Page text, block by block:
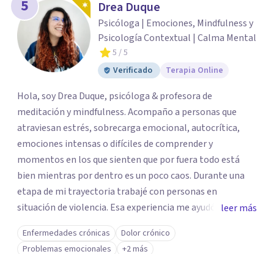
5 Drea Duque
Psicóloga | Emociones, Mindfulness y
Psicología Contextual | Calma Mental
5 / 5
Verificado
Terapia Online
Hola, soy Drea Duque, psicóloga & profesora de
meditación y mindfulness. Acompaño a personas que
atraviesan estrés, sobrecarga emocional, autocrítica,
emociones intensas o difíciles de comprender y
momentos en los que sienten que por fuera todo está
bien mientras por dentro es un poco caos. Durante una
etapa de mi trayectoria trabajé con personas en
situación de violencia. Esa experiencia me ayudó a
comprender de cerca cómo el miedo, la culpa, la pérdida
de autonomía, la hipervigilancia y otras respuestas
leer más
Enfermedades crónicas
Dolor crónico
Problemas emocionales
+2 más